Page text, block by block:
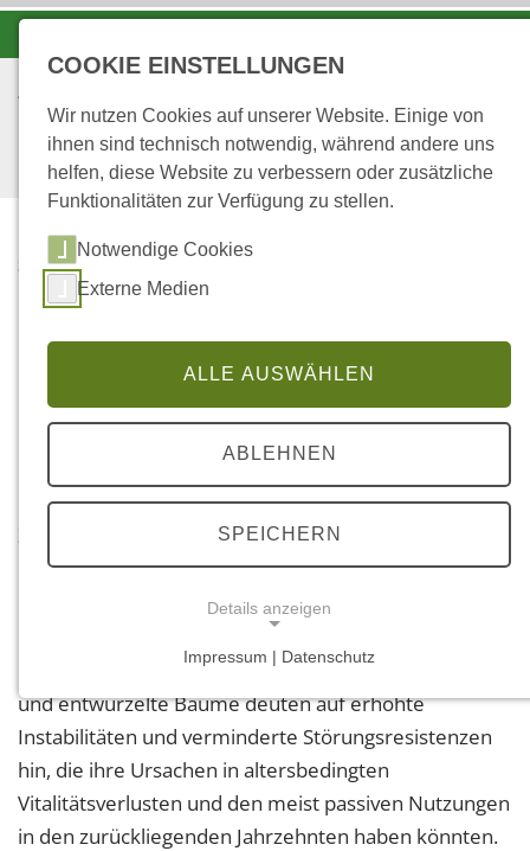
STARTSEITE ...
Die Stabilität von Stockausschlagswäldern
Universität Freiburg, Waldbau Institut; Az.: Freiburg
Zielsetzung:
Rheinland-Pfalz verfügt über schätzungsweise
bedeutsamer Schutzfunktion. Lücken im Kronendach
und entwurzelte Bäume deuten auf erhöhte
Instabilitäten und verminderte Störungsresistenzen
hin, die ihre Ursachen in altersbedingten
Vitalitätsverlusten und den meist passiven Nutzungen
in den zurückliegenden Jahrzehnten haben könnten.
COOKIE EINSTELLUNGEN
Wir nutzen Cookies auf unserer Website. Einige von
ihnen sind technisch notwendig, während andere uns
helfen, diese Website zu verbessern oder zusätzliche
Funktionalitäten zur Verfügung zu stellen.
Notwendige Cookies
Externe Medien
ALLE AUSWÄHLEN
ABLEHNEN
SPEICHERN
Details anzeigen
Notwendige Cookies ermöglichen grundlegende
Funktionen und sind für die einwandfreie Funktion
der Website erforderlich.
Einverständnis-Cookie
Impressum | Datenschutz